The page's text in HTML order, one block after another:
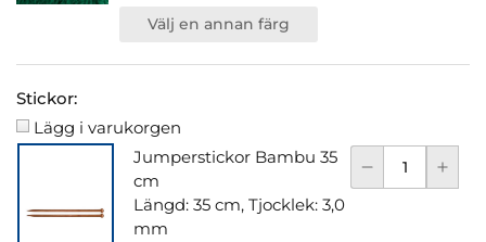
Välj en annan färg
Stickor:
Lägg i varukorgen
Jumperstickor Bambu 35
cm
Längd: 35 cm, Tjocklek: 3,0
mm